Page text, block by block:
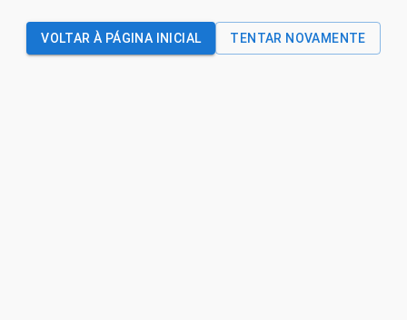
VOLTAR À PÁGINA INICIAL TENTAR NOVAMENTE